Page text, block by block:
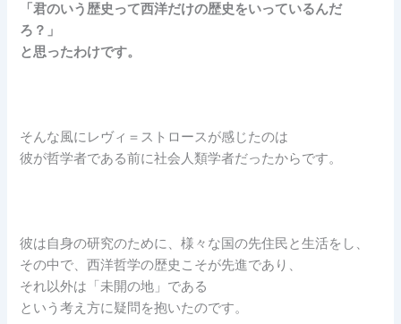
「君のいう歴史って西洋だけの歴史をいっているんだ
ろ？」
と思ったわけです。
そんな風にレヴィ＝ストロースが感じたのは
彼が哲学者である前に社会人類学者だったからです。
彼は自身の研究のために、様々な国の先住民と生活をし、
その中で、西洋哲学の歴史こそが先進であり、
それ以外は「未開の地」である
という考え方に疑問を抱いたのです。